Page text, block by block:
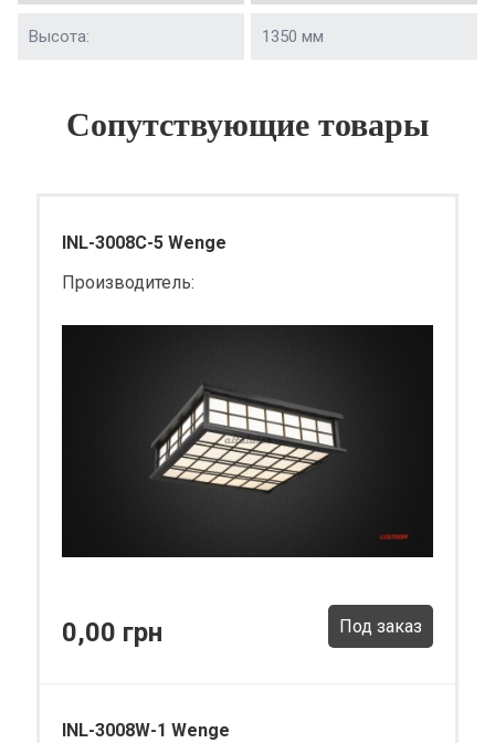
Высота: 1350 мм
Сопутствующие товары
INL-3008C-5 Wenge
Производитель:
0,00 грн Под заказ
INL-3008W-1 Wenge